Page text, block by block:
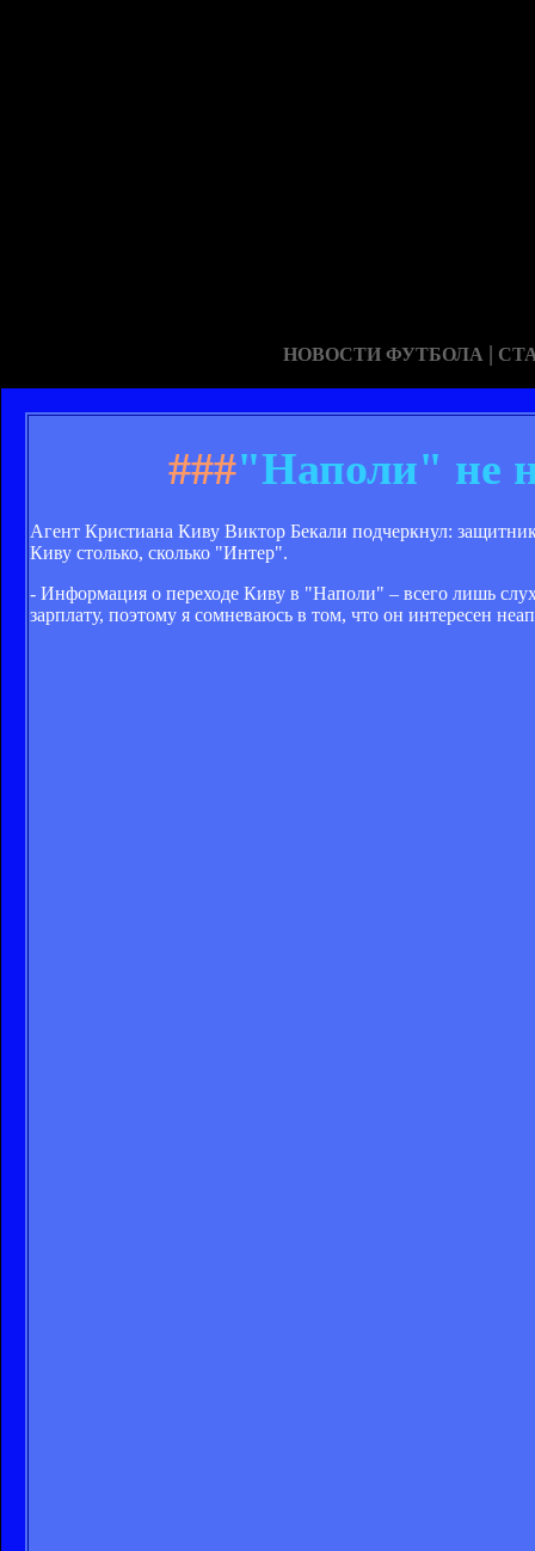
НОВОСТИ ФУТБОЛА |
###"Наполи" не
Агент Кристиана Киву Виктор Бекали подчеркнул:
Киву столько, сколько "Интер".
- Информация о переходе Киву в "Наполи" – всего лишь
зарплату, поэтому я сомневаюсь в том, что он интересен